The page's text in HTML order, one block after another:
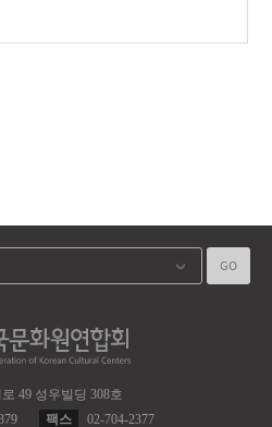
49 성우빌딩 308호
팩스 02-704-2377
GO